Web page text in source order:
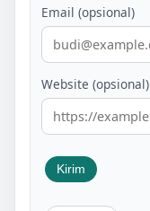
Email (opsional)
Website (opsional)